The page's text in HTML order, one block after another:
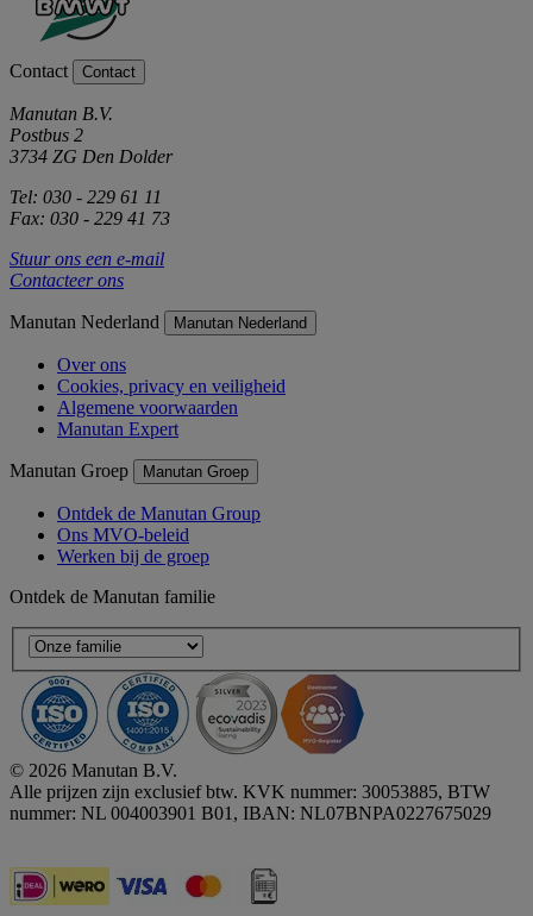
Contact Contact
Manutan B.V.
Postbus 2
3734 ZG Den Dolder
Tel: 030 - 229 61 11
Fax: 030 - 229 41 73
Stuur ons een e-mail
Contacteer ons
Manutan Nederland Manutan Nederland
Over ons
Cookies, privacy en veiligheid
Algemene voorwaarden
Manutan Expert
Manutan Groep Manutan Groep
Ontdek de Manutan Group
Ons MVO-beleid
Werken bij de groep
Ontdek de Manutan familie
© 2026 Manutan B.V.
Alle prijzen zijn exclusief btw. KVK nummer: 30053885, BTW
nummer: NL 004003901 B01, IBAN: NL07BNPA0227675029